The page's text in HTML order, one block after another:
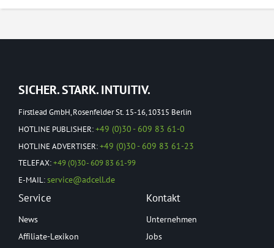
SICHER. STARK. INTUITIV.
Firstlead GmbH, Rosenfelder St. 15-16, 10315 Berlin
HOTLINE PUBLISHER:+49 (0)30 - 609 83 61-0
HOTLINE ADVERTISER:+49 (0)30 - 609 83 61-23
TELEFAX:+49 (0)30 - 609 83 61-99
E-MAIL:service@adcell.de
Service
News
Affiliate-Lexikon
Kontakt
Unternehmen
Jobs